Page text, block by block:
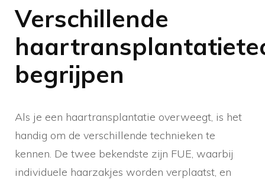
Verschillende
begrijpen
Als je een haartransplantatie overweegt, is het
handig om de verschillende technieken te
kennen. De twee bekendste zijn FUE, waarbij
individuele haarzakjes worden verplaatst, en